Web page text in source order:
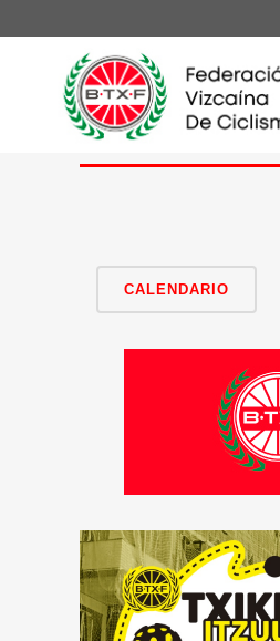
CALENDARIO